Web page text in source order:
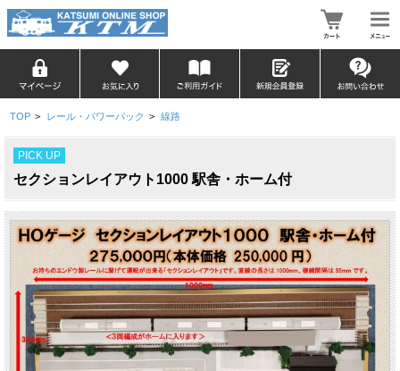
TOP > レール・パワーパック > 線路
PICK UP
セクションレイアウト1000 駅舎・ホーム付